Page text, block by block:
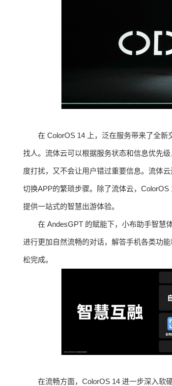
在 ColorOS 14 上，泛在服务带来了全
找人。流体云可以根据服务状态和信息优先
度打扰，又不会让用户错过重要信息。流体
切换APP的繁琐步骤。除了流体云，
提供一站式的智慧出游体验。
在 AndesGPT 的赋能下，小布助手智慧
进行更加自然流畅的对话，解答手机各类功
松完成。
在流畅方面，ColorOS 14 进一步深入软